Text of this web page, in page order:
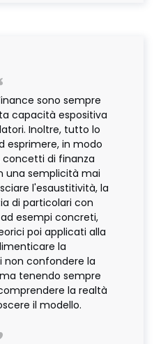
sono sempre
capacità espositiva
Inoltre, tutto lo
esprimere, in modo
di finanza
una semplicità mai
l'esaustitività, la
di particolari con
esempi concreti,
poi applicati alla
la
non confondere la
tenendo sempre
la realtà
il modello.